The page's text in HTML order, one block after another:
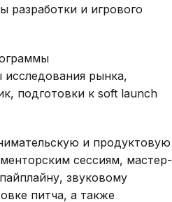
разработки и игрового
рынка,
подготовки к soft launch
и продуктовую
сессиям, мастер-
звуковому
питча, а также